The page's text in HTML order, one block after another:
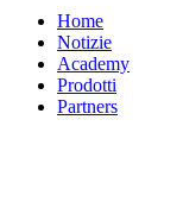
Home
Notizie
Academy
Prodotti
Partners